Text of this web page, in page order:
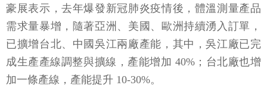
豪展表示，去年爆發新冠肺炎疫情後，體溫測量產品
需求量暴增，隨著亞洲、美國、歐洲持續湧入訂單，
已擴增台北、中國吳江兩廠產能，其中，吳江廠已完
成生產產線調整與擴線，產能增加 40%；台北廠也增
加一條產線，產能提升 10-30%。